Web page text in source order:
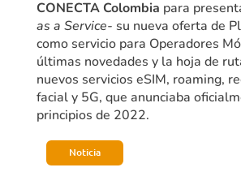
CONECTA Colombia para
as a Service- su nueva oferta de
como servicio para Operadores
últimas novedades y la hoja de
nuevos servicios eSIM, roaming,
facial y 5G, que anunciaba
principios de 2022.
Noticia